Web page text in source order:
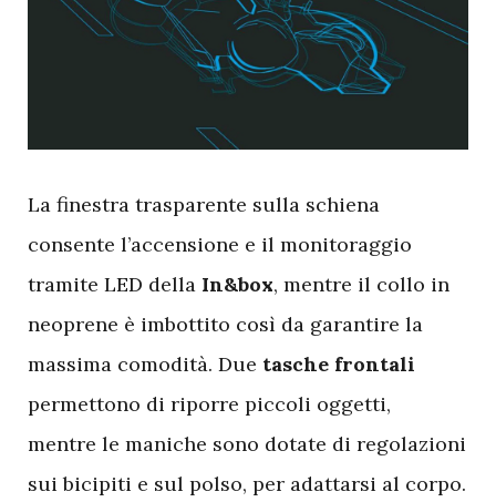
La finestra trasparente sulla schiena
consente l’accensione e il monitoraggio
tramite LED della In&box, mentre il collo in
neoprene è imbottito così da garantire la
massima comodità. Due tasche frontali
permettono di riporre piccoli oggetti,
mentre le maniche sono dotate di regolazioni
sui bicipiti e sul polso, per adattarsi al corpo.